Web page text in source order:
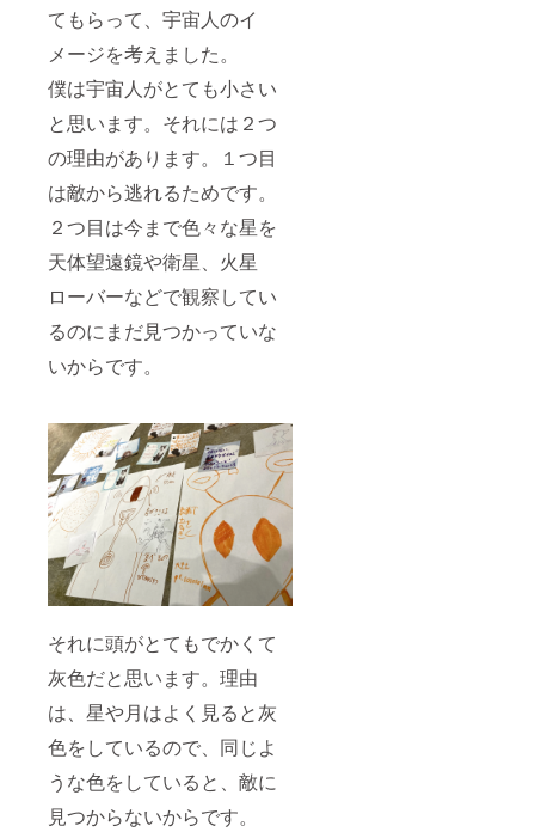
てもらって、宇宙人のイ
メージを考えました。
僕は宇宙人がとても小さい
と思います。それには２つ
の理由があります。１つ目
は敵から逃れるためです。
２つ目は今まで色々な星を
天体望遠鏡や衛星、火星
ローバーなどで観察してい
るのにまだ見つかっていな
いからです。
それに頭がとてもでかくて
灰色だと思います。理由
は、星や月はよく見ると灰
色をしているので、同じよ
うな色をしていると、敵に
見つからないからです。